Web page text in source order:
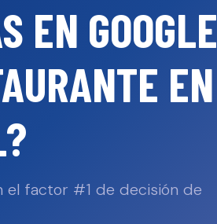
EN GOOGLE
EN
?
el factor #1 de decisión de